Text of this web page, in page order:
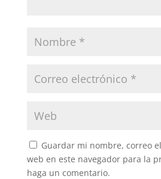
Guardar mi nombre, correo
web en este navegador para la
haga un comentario.